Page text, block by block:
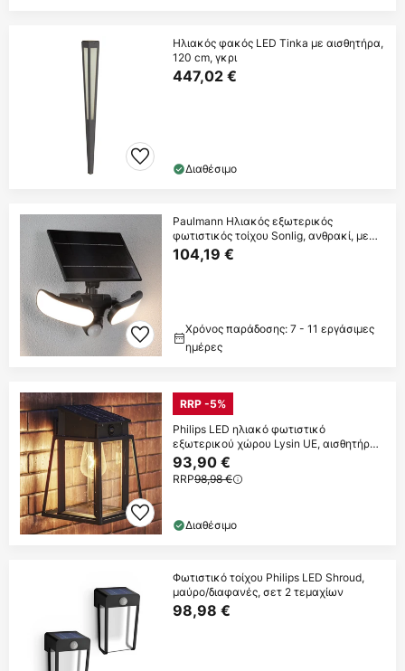
Ηλιακός φακός LED Tinka με αισθητήρα,
120 cm, γκρι
447,02 €
Διαθέσιμο
Paulmann Ηλιακός εξωτερικός
φωτιστικός τοίχου Sonlig, ανθρακί, με
αισθητήρα,
104,19 €
Χρόνος παράδοσης: 7 - 11 εργάσιμες
ημέρες
RRP -5%
Philips LED ηλιακό φωτιστικό
εξωτερικού χώρου Lysin UE, αισθητήρας,
IP44
93,90 €
RRP98,98 €
Διαθέσιμο
Φωτιστικό τοίχου Philips LED Shroud,
μαύρο/διαφανές, σετ 2 τεμαχίων
98,98 €